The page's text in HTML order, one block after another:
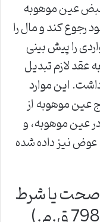
عین موهوبه
رجوع کند و مال را
را پیش بینی
لازم تبدیل
این موارد
موهوبه از
عین موهوبه، و
نیز داده شده
یا شرط